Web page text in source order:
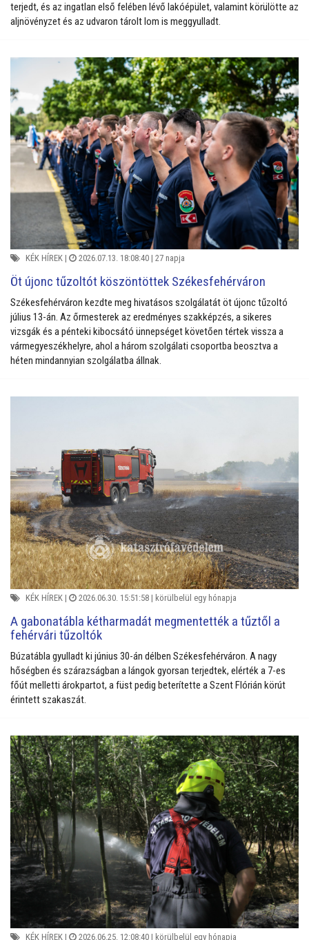
terjedt, és az ingatlan első felében lévő lakóépület, valamint körülötte az
aljnövényzet és az udvaron tárolt lom is meggyulladt.
KÉK HÍREK | 2026.07.13. 18:08:40 | 27 napja
Öt újonc tűzoltót köszöntöttek Székesfehérváron
Székesfehérváron kezdte meg hivatásos szolgálatát öt újonc tűzoltó
július 13-án. Az őrmesterek az eredményes szakképzés, a sikeres
vizsgák és a pénteki kibocsátó ünnepséget követően tértek vissza a
vármegyeszékhelyre, ahol a három szolgálati csoportba beosztva a
héten mindannyian szolgálatba állnak.
KÉK HÍREK | 2026.06.30. 15:51:58 | körülbelül egy hónapja
A gabonatábla kétharmadát megmentették a tűztől a
fehérvári tűzoltók
Búzatábla gyulladt ki június 30-án délben Székesfehérváron. A nagy
hőségben és szárazságban a lángok gyorsan terjedtek, elérték a 7-es
főút melletti árokpartot, a füst pedig beterítette a Szent Flórián körút
érintett szakaszát.
KÉK HÍREK | 2026.06.25. 12:08:40 | körülbelül egy hónapja